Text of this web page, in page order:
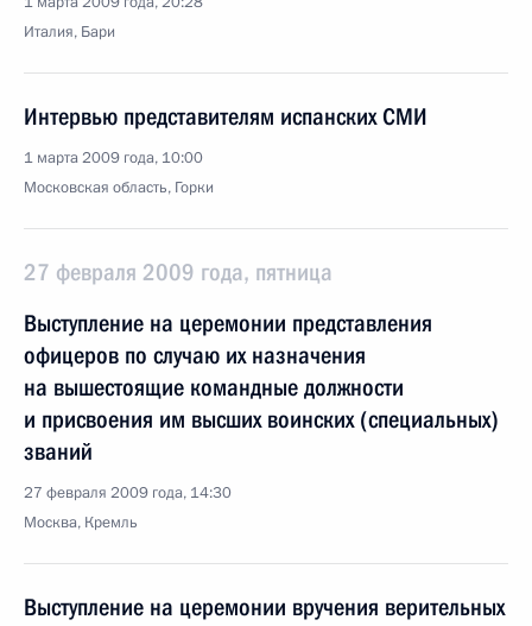
Италия, Бари
Интервью представителям испанских СМИ
1 марта 2009 года, 10:00
Московская область, Горки
27 февраля 2009 года, пятница
Выступление на церемонии представления
офицеров по случаю их назначения
на вышестоящие командные должности
и присвоения им высших воинских (специальных)
званий
27 февраля 2009 года, 14:30
Москва, Кремль
Выступление на церемонии вручения верительных